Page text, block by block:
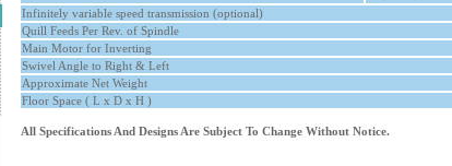
Infinitely variable speed transmission (optional)
Quill Feeds Per Rev. of Spindle
Main Motor for Inverting
Swivel Angle to Right & Left
Approximate Net Weight
Floor Space ( L x D x H )
All Specifications And Designs Are Subject To Change Without Notice.